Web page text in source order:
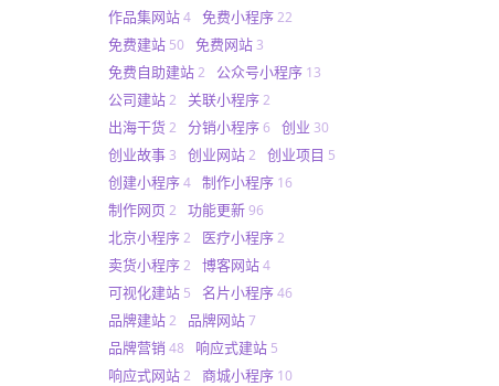
作品集网站 4 免费小程序 22
免费建站 50 免费网站 3
免费自助建站 2 公众号小程序 13
公司建站 2 关联小程序 2
出海干货 2 分销小程序 6 创业 30
创业故事 3 创业网站 2 创业项目 5
创建小程序 4 制作小程序 16
制作网页 2 功能更新 96
北京小程序 2 医疗小程序 2
卖货小程序 2 博客网站 4
可视化建站 5 名片小程序 46
品牌建站 2 品牌网站 7
品牌营销 48 响应式建站 5
响应式网站 2 商城小程序 10